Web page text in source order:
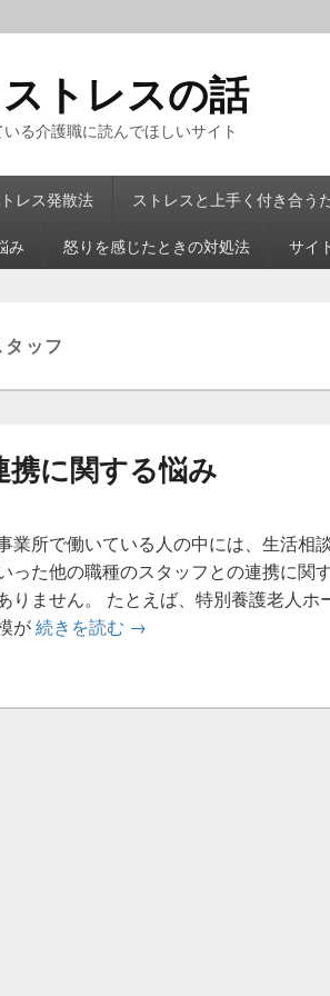
トレスの話
る介護職に読んでほしいサイト
レス発散法 ストレスと上手く付き合う
み 怒りを感じたときの対処法 サイ
タッフ
に関する悩み
業所で働いている人の中には、生活相
った他の職種のスタッフとの連携に関
りません。 たとえば、特別養護老人ホ
が続きを読む 他職種との連携に関する
→